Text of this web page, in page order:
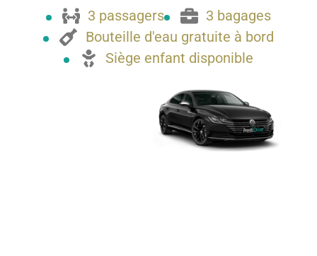
3 passagers
3 bagages
Bouteille d'eau gratuite à bord
Siège enfant disponible